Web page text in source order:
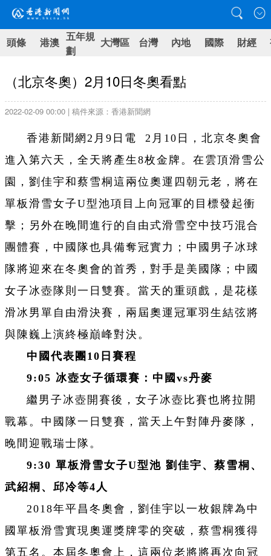
頭條 港澳 五年規
劃
大灣區 台灣 內地 國際 財經
（北京冬奧）2月10日冬奧看點
2022-02-09 00:00 | 稿件來源：香港新聞網
香港新聞網2月9日電 2月10日，北京冬奧會
進入第六天，全天將產生8枚金牌。在雲頂滑雪公
園，劉佳宇和蔡雪桐這兩位奧運四朝元老，將在
單板滑雪女子U型池項目上向冠軍的目標發起衝
擊；另外在晚間進行的自由式滑雪空中技巧混合
團體賽，中國隊也具備奪冠實力；中國男子冰球
隊將迎來在冬奧會的首秀，對手是美國隊；中國
女子冰壺隊則一日雙賽。當天的重頭戲，是花樣
滑冰男單自由滑決賽，兩屆奧運冠軍羽生結弦將
與陳巍上演終極巔峰對決。
中國代表團10日賽程
9:05 冰壺女子循環賽：中國vs丹麥
繼男子冰壺開賽後，女子冰壺比賽也將拉開
戰幕。中國隊一日雙賽，當天上午對陣丹麥隊，
晚間迎戰瑞士隊。
9:30 單板滑雪女子U型池 劉佳宇、蔡雪桐、
武紹桐、邱冷等4人
2018年平昌冬奧會，劉佳宇以一枚銀牌為中
國單板滑雪實現奧運獎牌零的突破，蔡雪桐獲得
第五名。本屆冬奧會上，這兩位老將將再次向冠